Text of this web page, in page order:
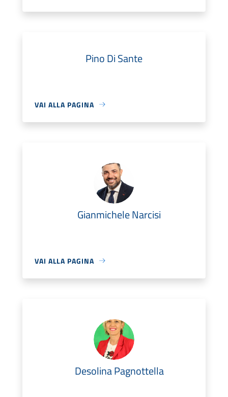
Pino Di Sante
VAI ALLA PAGINA
Gianmichele Narcisi
VAI ALLA PAGINA
Desolina Pagnottella